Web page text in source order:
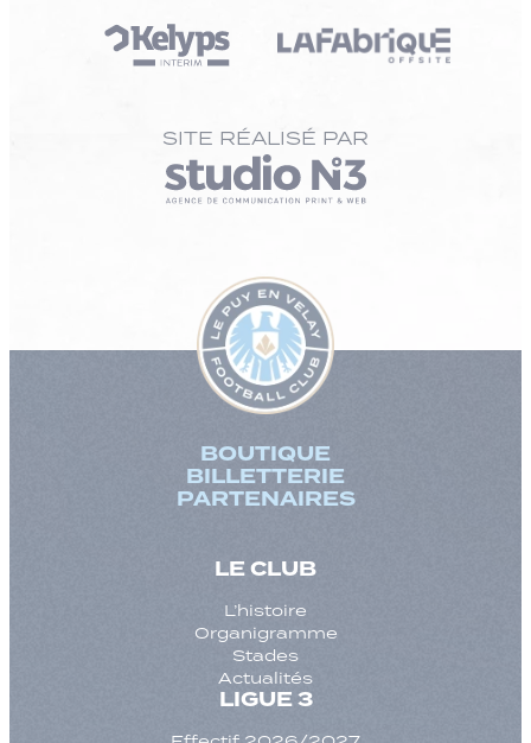
SITE RÉALISÉ PAR
BOUTIQUE
BILLETTERIE
PARTENAIRES
LE CLUB
L’histoire
Organigramme
Stades
Actualités
LIGUE 3